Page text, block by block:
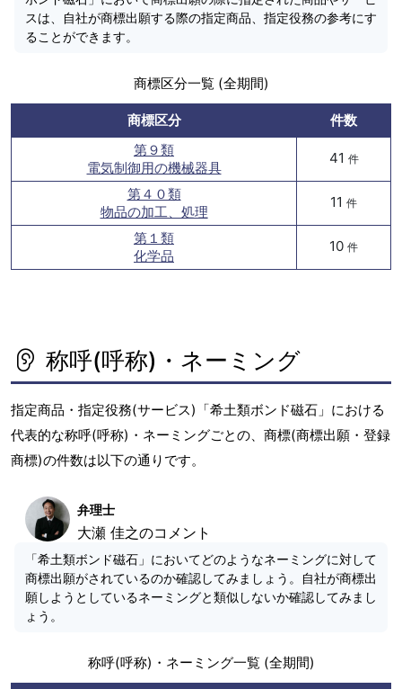
スは、自社が商標出願する際の指定商品、指定役務の参考にす
ることができます。
商標区分一覧 (全期間)
商標区分
件数
第９類
電気制御用の機械器具
41 件
第４０類
物品の加工、処理
11 件
第１類
化学品
10 件
称呼(呼称)・ネーミング
指定商品・指定役務(サービス)「希土類ボンド磁石」における
代表的な称呼(呼称)・ネーミングごとの、商標(商標出願・登録
商標)の件数は以下の通りです。
弁理士
大瀬 佳之のコメント
「希土類ボンド磁石」においてどのようなネーミングに対して
商標出願がされているのか確認してみましょう。自社が商標出
願しようとしているネーミングと類似しないか確認してみまし
ょう。
称呼(呼称)・ネーミング一覧 (全期間)